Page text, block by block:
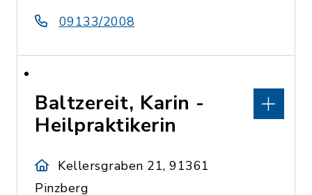
09133/2008
Baltzereit, Karin -
Heilpraktikerin
Kellersgraben 21, 91361
Pinzberg